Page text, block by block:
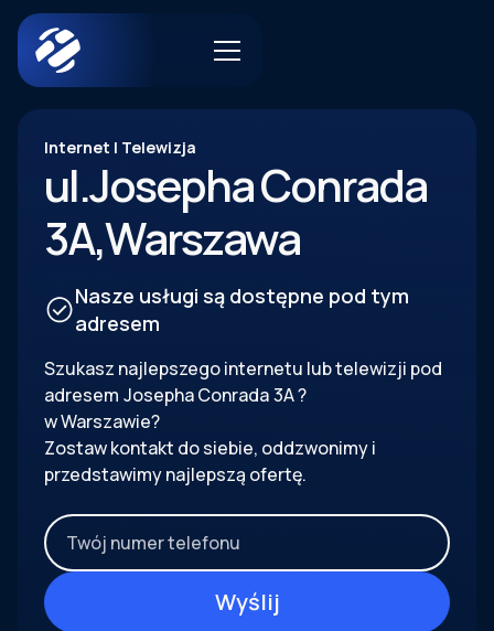
Internet | Telewizja
ul.Josepha Conrada
3A,Warszawa
Nasze usługi są dostępne pod tym
adresem
Szukasz najlepszego internetu lub telewizji pod
adresem Josepha Conrada3A?
w Warszawie?
Zostaw kontakt do siebie, oddzwonimy i
przedstawimy najlepszą ofertę.